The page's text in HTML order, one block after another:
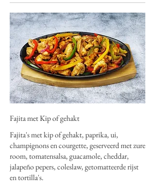
Fajita met Kip of gehakt
Fajita's met kip of gehakt, paprika, ui,
champignons en courgette, geserveerd met zure
room, tomatensalsa, guacamole, cheddar,
jalapeño pepers, coleslaw, getomatteerde rijst
en tortilla's.